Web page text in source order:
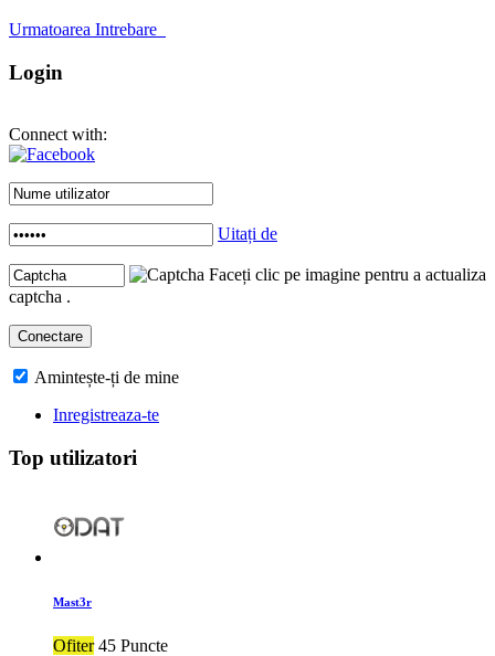
Urmatoarea Intrebare
Login
Connect with:
Uitați de
Faceți clic pe imagine pentru a actualiza
captcha .
Amintește-ți de mine
Inregistreaza-te
Top utilizatori
Mast3r
Ofiter 45 Puncte